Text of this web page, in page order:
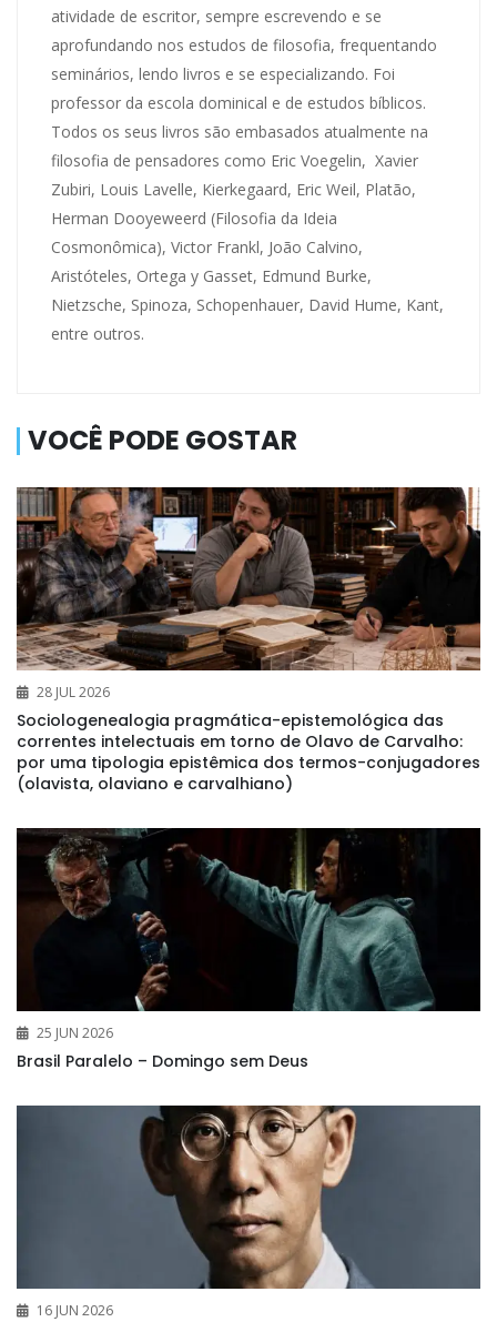
atividade de escritor, sempre escrevendo e se
aprofundando nos estudos de filosofia, frequentando
seminários, lendo livros e se especializando. Foi
professor da escola dominical e de estudos bíblicos.
Todos os seus livros são embasados atualmente na
filosofia de pensadores como Eric Voegelin, Xavier
Zubiri, Louis Lavelle, Kierkegaard, Eric Weil, Platão,
Herman Dooyeweerd (Filosofia da Ideia
Cosmonômica), Victor Frankl, João Calvino,
Aristóteles, Ortega y Gasset, Edmund Burke,
Nietzsche, Spinoza, Schopenhauer, David Hume, Kant,
entre outros.
VOCÊ PODE GOSTAR
28 JUL 2026
Sociologenealogia pragmática-epistemológica das
correntes intelectuais em torno de Olavo de Carvalho:
por uma tipologia epistêmica dos termos-conjugadores
(olavista, olaviano e carvalhiano)
25 JUN 2026
Brasil Paralelo – Domingo sem Deus
16 JUN 2026